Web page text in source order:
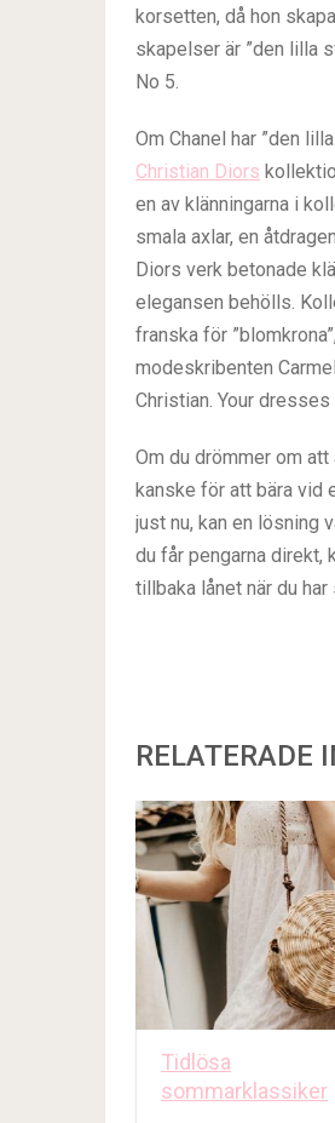
korsetten, då hon
skapelser är ”den lilla
No 5.
Om Chanel har ”den
Christian Diors
en av klänningarna i
smala axlar, en
Diors verk betonade
elegansen behölls.
franska för
modeskribenten
Christian. Your
Om du drömmer om
kanske för att bära vid
just nu, kan en lösning
du får pengarna direkt,
tillbaka lånet när du har
RELATERADE
Tidlösa
sommarklassiker